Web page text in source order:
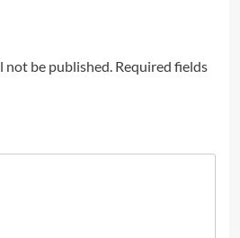
not be published. Required fields